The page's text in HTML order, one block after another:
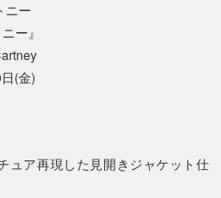
ニー
ー』
(金)
ュア再現した見開きジャケット仕